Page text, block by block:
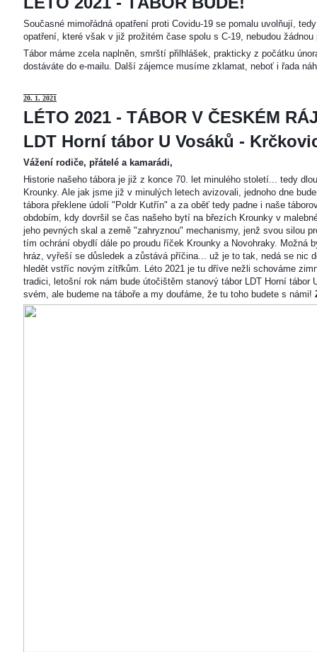
Současné mimořádná opatření proti Covidu-19 se pomalu uvolňují,
opatření, které však v již prožitém čase spolu s C-19, nebudou žádnou
Tábor máme zcela naplněn, smrští přilhlášek, prakticky z počátku
dostáváte do e-mailu. Další zájemce musíme zklamat, neboť i řada
20. 1. 2021
LÉTO 2021 - TÁBOR V ČESKÉM
LDT Horní tábor U Vosáků -
Vážení rodiče, přátelé a kamarádi,
Historie našeho tábora je již z konce 70. let minulého století... tedy
Krounky. Ale jak jsme již v minulých letech avizovali, jednoho dne
tábora překlene údolí "Poldr Kutřín" a za oběť tedy padne i naše
obdobím, kdy dovršil se čas našeho bytí na březích Krounky v
jeho pevných skal a země "zahryznou" mechanismy, jenž svou silou
tím ochrání obydlí dále po proudu říček Krounky a Novohraky. Možná
hráz, vyřeší se důsledek a zůstává příčina... už je to tak, nedá se nic
hledět vstříc novým zítřkům. Léto 2021 je tu dříve nežli schováme
tradici, letošní rok nám bude útočištěm stanový tábor LDT Horní tábor
svém, ale budeme na táboře a my doufáme, že tu toho budete s námi!